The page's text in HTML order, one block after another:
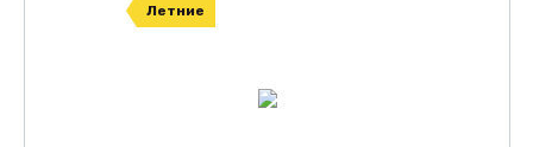
Летние